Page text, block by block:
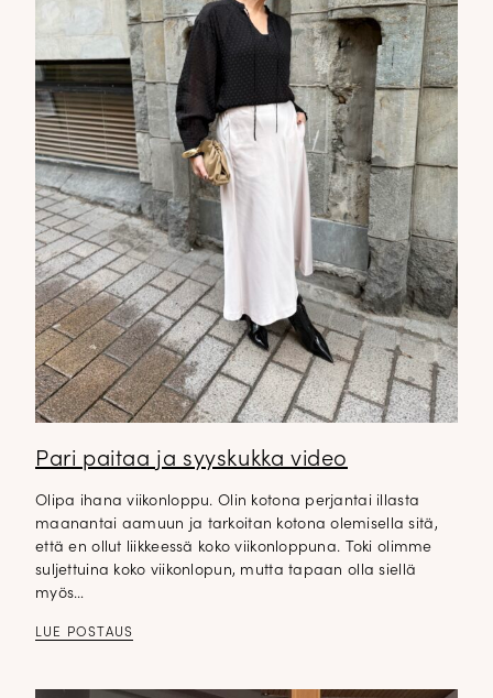
Pari paitaa ja syyskukka video
Olipa ihana viikonloppu. Olin kotona perjantai illasta
maanantai aamuun ja tarkoitan kotona olemisella sitä,
että en ollut liikkeessä koko viikonloppuna. Toki olimme
suljettuina koko viikonlopun, mutta tapaan olla siellä
myös…
LUE POSTAUS